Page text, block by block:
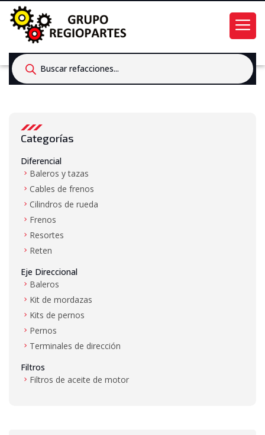
Products
search
Categorías
Diferencial
Baleros y tazas
Cables de frenos
Cilindros de rueda
Frenos
Resortes
Reten
Eje Direccional
Baleros
Kit de mordazas
Kits de pernos
Pernos
Terminales de dirección
Filtros
Filtros de aceite de motor